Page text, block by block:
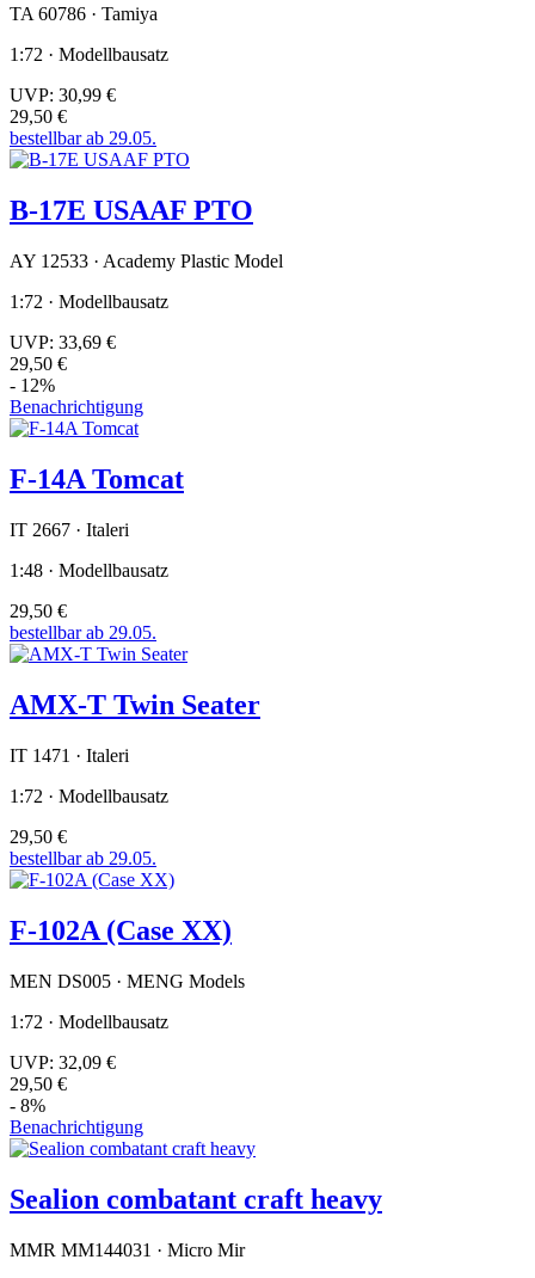
TA 60786 · Tamiya
1:72 · Modellbausatz
UVP: 30,99 €
29,50 €
bestellbar ab 29.05.
B-17E USAAF PTO
AY 12533 · Academy Plastic Model
1:72 · Modellbausatz
UVP: 33,69 €
29,50 €
- 12%
Benachrichtigung
F-14A Tomcat
IT 2667 · Italeri
1:48 · Modellbausatz
29,50 €
bestellbar ab 29.05.
AMX-T Twin Seater
IT 1471 · Italeri
1:72 · Modellbausatz
29,50 €
bestellbar ab 29.05.
F-102A (Case XX)
MEN DS005 · MENG Models
1:72 · Modellbausatz
UVP: 32,09 €
29,50 €
- 8%
Benachrichtigung
Sealion combatant craft heavy
MMR MM144031 · Micro Mir